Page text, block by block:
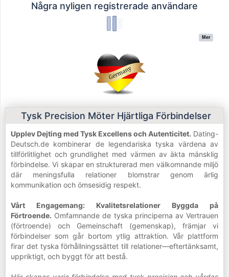
Några nyligen registrerade användare
Mer
Tysk Precision Möter Hjärtliga Förbindelser
Upplev Dejting med Tysk Excellens och Autenticitet. Dating-
Deutsch.de kombinerar de legendariska tyska värdena av
tillförlitlighet och grundlighet med värmen av äkta mänsklig
förbindelse. Vi skapar en strukturerad men välkomnande miljö
där meningsfulla relationer blomstrar genom ärlig
kommunikation och ömsesidig respekt.
Vårt Engagemang: Kvalitetsrelationer Byggda på
Förtroende. Omfamnande de tyska principerna av Vertrauen
(förtroende) och Gemeinschaft (gemenskap), främjar vi
förbindelser som går bortom ytlig attraktion. Vår plattform
firar det tyska förhållningssättet till relationer—eftertänksamt,
uppriktigt, och byggt för att bestå.